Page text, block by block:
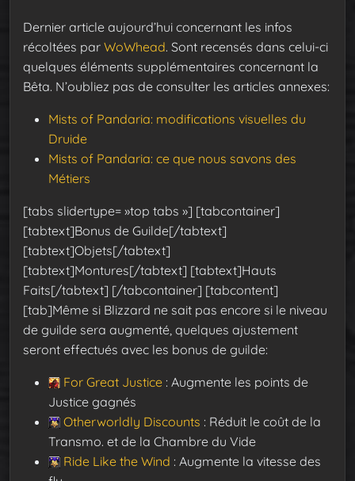
Dernier article aujourd’hui concernant les infos
récoltées par WoWhead. Sont recensés dans celui-ci
quelques éléments supplémentaires concernant la
Bêta. N’oubliez pas de consulter les articles annexes:
Mists of Pandaria: modifications visuelles du
Druide
Mists of Pandaria: ce que nous savons des
Métiers
[tabs slidertype= »top tabs »] [tabcontainer]
[tabtext]Bonus de Guilde[/tabtext]
[tabtext]Objets[/tabtext]
[tabtext]Montures[/tabtext] [tabtext]Hauts
Faits[/tabtext] [/tabcontainer] [tabcontent]
[tab]Même si Blizzard ne sait pas encore si le niveau
de guilde sera augmenté, quelques ajustement
seront effectués avec les bonus de guilde:
For Great Justice : Augmente les points de
Justice gagnés
Otherworldly Discounts : Réduit le coût de la
Transmo. et de la Chambre du Vide
Ride Like the Wind : Augmente la vitesse des